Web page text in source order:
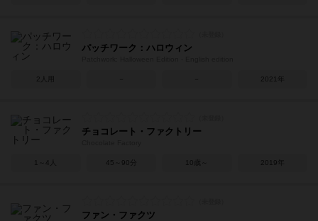
パッチワーク：ハロウィン
2人用 2021年
チョコレート・ファクトリー
1～4人 45～90分 10歳～ 2019年
ファン・ファクツ